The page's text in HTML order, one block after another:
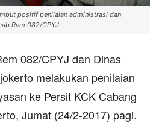
positif penilaian administrasi dan
Rem 082/CPYJ
082/CPYJ dan Dinas
melakukan penilaian
ke Persit KCK Cabang
Jumat (24/2-2017) pagi.